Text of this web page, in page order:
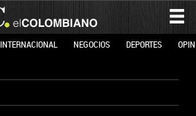
INTERNACIONAL NEGOCIOS DEPORTES